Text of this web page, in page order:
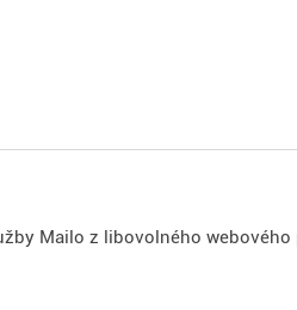
Mailo z libovolného webového